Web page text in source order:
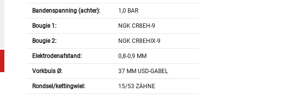
Bandenspanning (achter): 1,0 BAR
Bougie 1: NGK CR8EH-9
Bougie 2: NGK CR8EHIX-9
Elektrodenafstand: 0,8-0,9 MM
Vorkbuis Ø: 37 MM USD-GABEL
Rondsel/kettingwiel: 15/53 ZÄHNE